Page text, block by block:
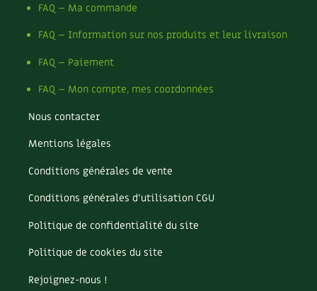
FAQ – Ma commande
FAQ – Information sur nos produits et leur livraison
FAQ – Paiement
FAQ – Mon compte, mes coordonnées
Nous contacter
Mentions légales
Conditions générales de vente
Conditions générales d’utilisation CGU
Politique de confidentialité du site
Politique de cookies du site
Rejoignez-nous !